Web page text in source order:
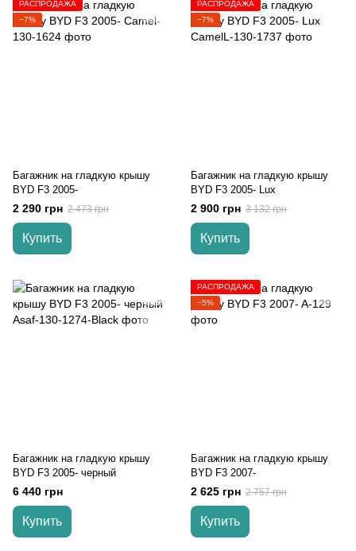
РАСПРОДАЖА
−7%
Багажник на гладкую крышу
BYD F3 2005-
2 290 грн 2 473 грн
Купить
РАСПРОДАЖА
−7%
Багажник на гладкую крышу
BYD F3 2005- Lux
2 900 грн 3 132 грн
Купить
Багажник на гладкую крышу
BYD F3 2005- черный
6 440 грн
Купить
РАСПРОДАЖА
−5%
Багажник на гладкую крышу
BYD F3 2007-
2 625 грн 2 757 грн
Купить